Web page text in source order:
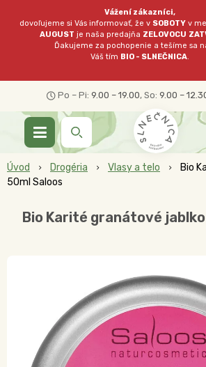
Vážení zákazníci,
dovoľujeme si Vás informovať, že v SOBOTY v
AUGUST je naša predajňa ZELOVOCU
Ďakujeme za pochopenie a tešíme sa
Váš tím BIO - SLNEČNICA.
Po – Pi: 9.00 – 19.00, So: 9.00 –
Úvod Drogéria Vlasy a telo
Bio
50ml Saloos
Bio Karité granátové